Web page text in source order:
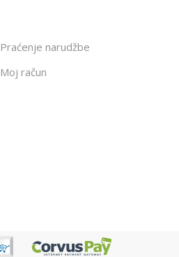
Praćenje narudžbe
Moj račun